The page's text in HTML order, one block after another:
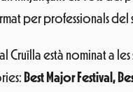
per professionals del
Cruïlla està nominat a
Best Major Festival,